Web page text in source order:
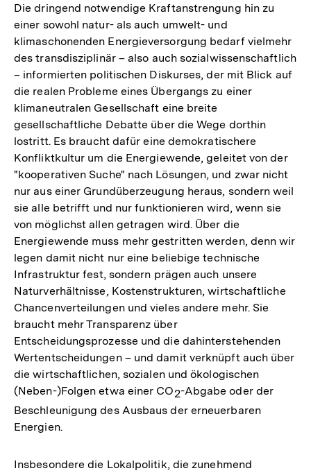
Die dringend notwendige Kraftanstrengung hin zu
einer sowohl natur- als auch umwelt- und
klimaschonenden Energieversorgung bedarf vielmehr
des transdisziplinär – also auch sozialwissenschaftlich
– informierten politischen Diskurses, der mit Blick auf
die realen Probleme eines Übergangs zu einer
klimaneutralen Gesellschaft eine breite
gesellschaftliche Debatte über die Wege dorthin
lostritt. Es braucht dafür eine demokratischere
Konfliktkultur um die Energiewende, geleitet von der
"kooperativen Suche" nach Lösungen, und zwar nicht
nur aus einer Grundüberzeugung heraus, sondern weil
sie alle betrifft und nur funktionieren wird, wenn sie
von möglichst allen getragen wird. Über die
Energiewende muss mehr gestritten werden, denn wir
legen damit nicht nur eine beliebige technische
Infrastruktur fest, sondern prägen auch unsere
Naturverhältnisse, Kostenstrukturen, wirtschaftliche
Chancenverteilungen und vieles andere mehr. Sie
braucht mehr Transparenz über
Entscheidungsprozesse und die dahinterstehenden
Wertentscheidungen – und damit verknüpft auch über
die wirtschaftlichen, sozialen und ökologischen
(Neben-)Folgen etwa einer CO2-Abgabe oder der
Beschleunigung des Ausbaus der erneuerbaren
Energien.
Insbesondere die Lokalpolitik, die zunehmend